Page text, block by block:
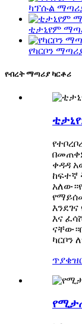
ካፕሱል
ቲታኒየም
የካርቦን
የብረት ማጣሪያ ካርቶሪ
ቀዳዳ
ከፍተኛ
እና
ካርቦን
ጥያቄ